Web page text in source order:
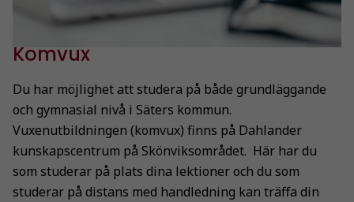
Komvux
Du har möjlighet att studera på både grundläggande
och gymnasial nivå i Säters kommun.
Vuxenutbildningen (komvux) finns på Dahlander
kunskapscentrum på Skönviksområdet. Här har du
som studerar på plats dina lektioner och du som
studerar på distans med handledning kan träffa din